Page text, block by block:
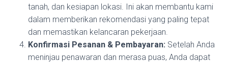
tanah, dan kesiapan lokasi. Ini akan membantu kami
dalam memberikan rekomendasi yang paling tepat
dan memastikan kelancaran pekerjaan.
Konfirmasi Pesanan & Pembayaran: Setelah Anda
meninjau penawaran dan merasa puas, Anda dapat